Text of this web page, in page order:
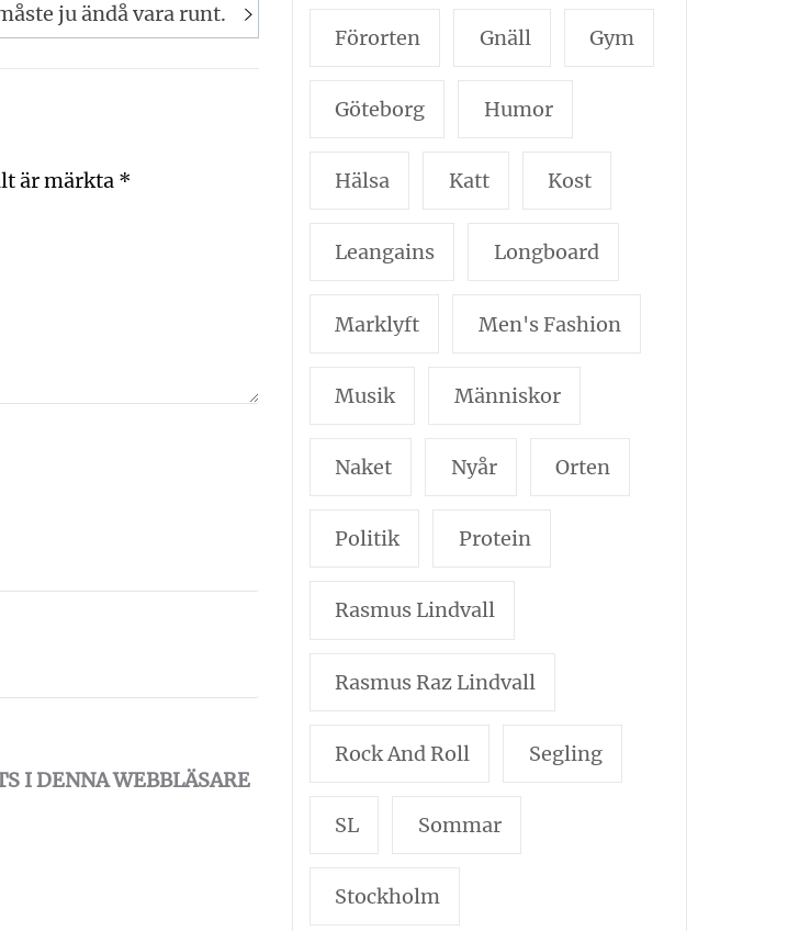
ju ändå vara runt.
är märkta *
I DENNA WEBBLÄSARE
Förorten Gnäll Gym
Göteborg Humor
Hälsa Katt Kost
Leangains Longboard
Marklyft Men's Fashion
Musik Människor
Naket Nyår Orten
Politik Protein
Rasmus Lindvall
Rasmus Raz Lindvall
Rock And Roll Segling
SL Sommar
Stockholm